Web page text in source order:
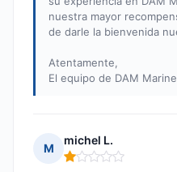
nuestra mayor
de darle la bienvenida
Atentamente,
El equipo de DAM Marine
M
michel L.
Nota: 1 de 5